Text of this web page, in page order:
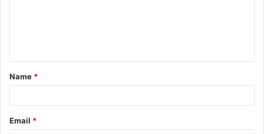
t
*
Name *
Email *